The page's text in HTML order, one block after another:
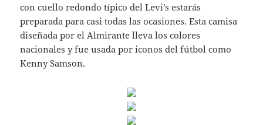
con cuello redondo típico del Levi’s estarás
preparada para casi todas las ocasiones. Esta camisa
diseñada por el Almirante lleva los colores
nacionales y fue usada por iconos del fútbol como
Kenny Samson.